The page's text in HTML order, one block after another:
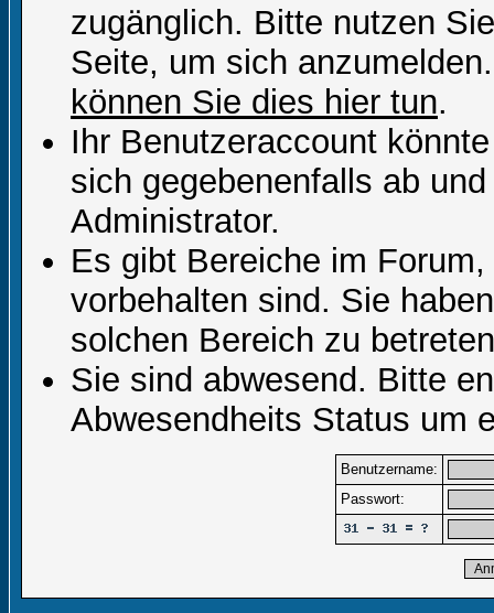
zugänglich. Bitte nutzen
Seite, um sich
können Sie dies hier tun.
Ihr Benutzeraccount
sich gegebenenfalls ab
Administrator.
Es gibt Bereiche im
vorbehalten sind. Sie
solchen Bereich zu
Sie sind abwesend. Bitte
Abwesendheits Status um
Benutzername:
Passwort: